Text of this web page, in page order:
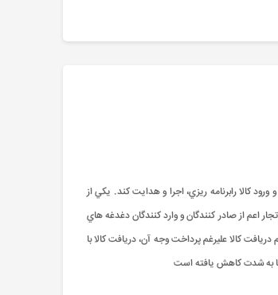
کالا رابرنامه ريزي، اجرا و هدايت کند. يکي از
اعم از صادر کنندگان و وارد کنندگان دغدغه هاي
کالا عليرغم پرداخت وجه آن، دريافت کالا با
ها به شدت کاهش يافته است